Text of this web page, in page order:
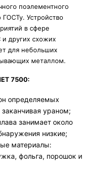
поэлементного
ГОСТу. Устройство
в сфере
других схожих
для небольших
металлом.
7500:
определяемых
ураном;
занимает около
низкие;
материалы:
фольга, порошок и